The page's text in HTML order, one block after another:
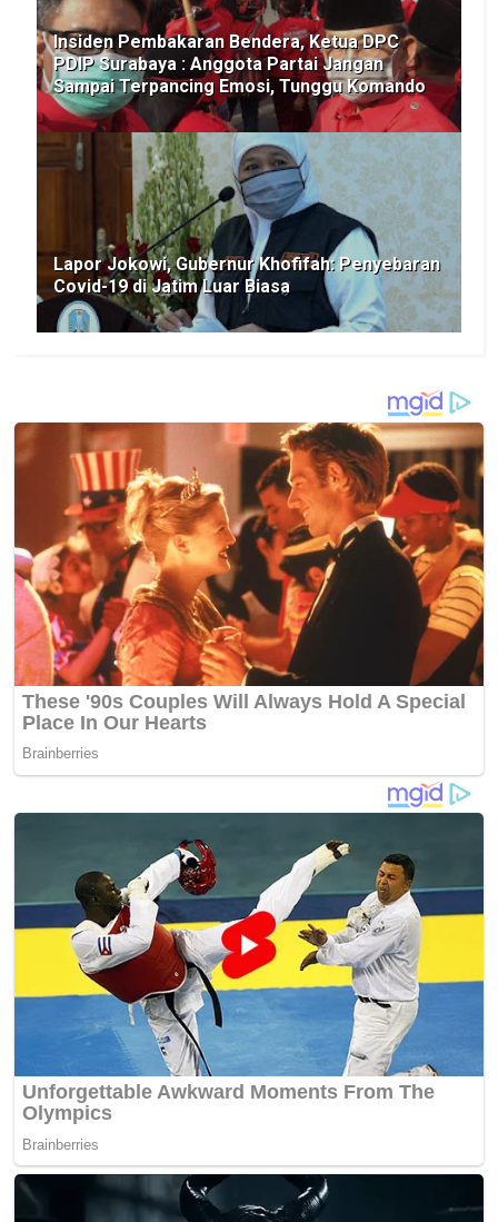
Insiden Pembakaran Bendera, Ketua DPC
PDIP Surabaya : Anggota Partai Jangan
Sampai Terpancing Emosi, Tunggu Komando
Lapor Jokowi, Gubernur Khofifah: Penyebaran
Covid-19 di Jatim Luar Biasa